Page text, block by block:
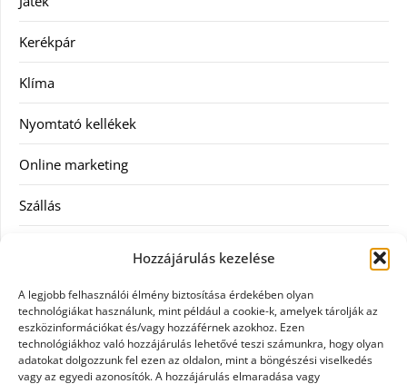
Hozzájárulás kezelése
A legjobb felhasználói élmény biztosítása érdekében olyan
technológiákat használunk, mint például a cookie-k, amelyek tárolják az
eszközinformációkat és/vagy hozzáférnek azokhoz. Ezen
technológiákhoz való hozzájárulás lehetővé teszi számunkra, hogy olyan
adatokat dolgozzunk fel ezen az oldalon, mint a böngészési viselkedés
vagy az egyedi azonosítók. A hozzájárulás elmaradása vagy
Kerékpár
Klíma
Nyomtató kellékek
Online marketing
Szállás
Szellőztető
Szolgáltatás
Táskák